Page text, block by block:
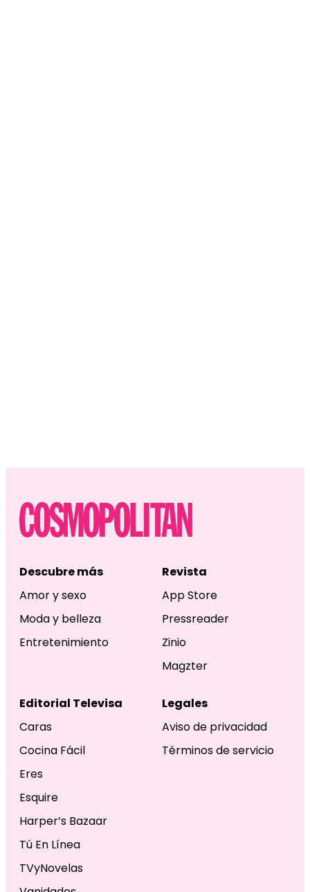
Descubre más
Amor y sexo
Moda y belleza
Entretenimiento
Revista
App Store
Pressreader
Zinio
Magzter
Editorial Televisa
Caras
Cocina Fácil
Eres
Esquire
Harper’s Bazaar
Tú En Línea
TVyNovelas
Legales
Aviso de privacidad
Términos de servicio